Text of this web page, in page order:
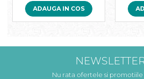
ADAUGA IN COS
Nu rata ofertele si promotiile